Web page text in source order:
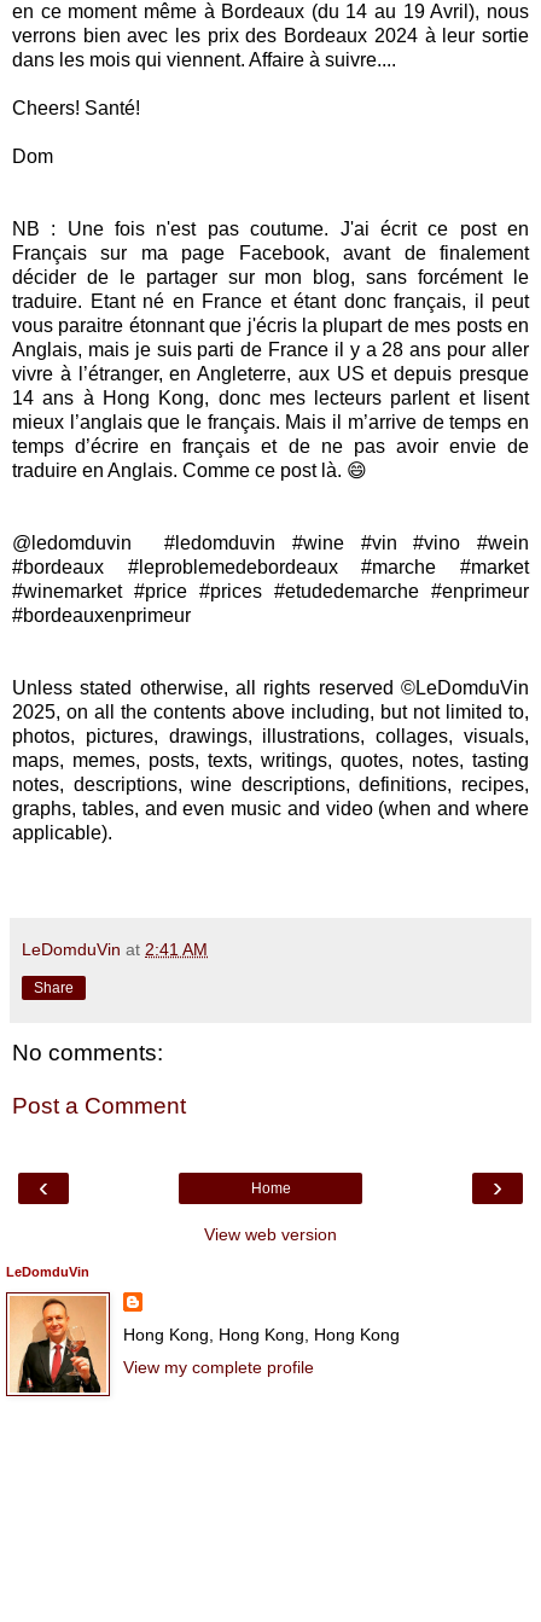
en ce moment même à Bordeaux (du 14 au 19 Avril), nous
verrons bien avec les prix des Bordeaux 2024 à leur sortie
dans les mois qui viennent. Affaire à suivre....
Cheers! Santé!
Dom
NB : Une fois n'est pas coutume. J'ai écrit ce post en
Français sur ma page Facebook, avant de finalement
décider de le partager sur mon blog, sans forcément le
traduire. Etant né en France et étant donc français, il peut
vous paraitre étonnant que j'écris la plupart de mes posts en
Anglais, mais je suis parti de France il y a 28 ans pour aller
vivre à l’étranger, en Angleterre, aux US et depuis presque
14 ans à Hong Kong, donc mes lecteurs parlent et lisent
mieux l’anglais que le français. Mais il m’arrive de temps en
temps d’écrire en français et de ne pas avoir envie de
traduire en Anglais. Comme ce post là. 😄
@ledomduvin #ledomduvin #wine #vin #vino #wein
#bordeaux #leproblemedebordeaux #marche #market
#winemarket #price #prices #etudedemarche #enprimeur
#bordeauxenprimeur
Unless stated otherwise, all rights reserved ©LeDomduVin
2025, on all the contents above including, but not limited to,
photos, pictures, drawings, illustrations, collages, visuals,
maps, memes, posts, texts, writings, quotes, notes, tasting
notes, descriptions, wine descriptions, definitions, recipes,
graphs, tables, and even music and video (when and where
applicable).
LeDomduVin at 2:41 AM
Share
No comments:
Post a Comment
‹ ›
Home
View web version
LeDomduVin
Hong Kong, Hong Kong, Hong Kong
View my complete profile